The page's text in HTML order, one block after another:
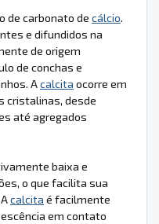
de carbonato de cálcio.
e difundidos na
de origem
de conchas e
Acalcita ocorre em
cristalinas, desde
até agregados
baixa e
o que facilita sua
calcita é facilmente
em contato